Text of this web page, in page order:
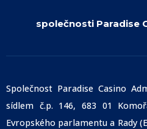
společnosti Paradise
Společnost Paradise Casino
sídlem č.p. 146, 683 01
Evropského parlamentu a Rady